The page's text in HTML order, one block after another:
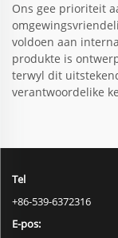
Ons gee prioriteit
voldoen aan
produkte is
terwyl dit
verantwoordelike
Tel
+86-539-6372316
E-pos: